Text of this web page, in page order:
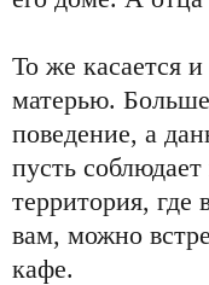
То же касается
матерью.
поведение, а
пусть
территория, где
вам, можно
кафе.